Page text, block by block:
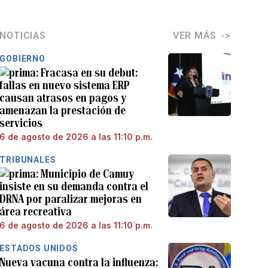
NOTICIAS VER MÁS
GOBIERNO
Fracasa en su debut:
fallas en nuevo sistema ERP
causan atrasos en pagos y
amenazan la prestación de
servicios
6 de agosto de 2026 a las 11:10 p.m.
TRIBUNALES
Municipio de Camuy
insiste en su demanda contra el
DRNA por paralizar mejoras en
área recreativa
6 de agosto de 2026 a las 11:10 p.m.
ESTADOS UNIDOS
Nueva vacuna contra la influenza: